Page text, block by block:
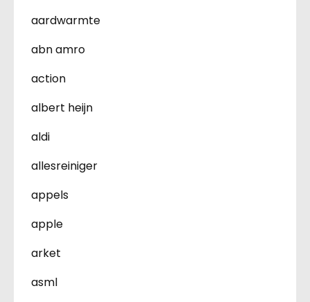
aardwarmte
abn amro
action
albert heijn
aldi
allesreiniger
appels
apple
arket
asml